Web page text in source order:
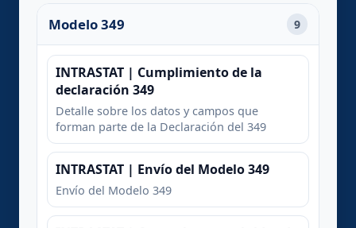
operaciones con terceros por importe
natural, computando de forma separada las
entregas y las adquisiciones de bienes y
servicio
Modelo 349 9
INTRASTAT | Cumplimiento de la
declaración 349
Detalle sobre los datos y campos que
forman parte de la Declaración del 349
INTRASTAT | Envío del Modelo 349
Envío del Modelo 349